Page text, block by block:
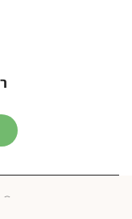
בר קיימא © 2026 | A